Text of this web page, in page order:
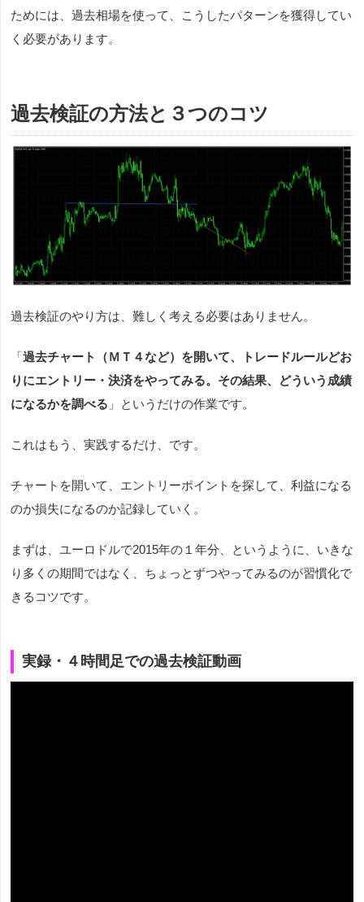
ためには、過去相場を使って、こうしたパターンを獲得してい
く必要があります。
過去検証の方法と３つのコツ
過去検証のやり方は、難しく考える必要はありません。
「過去チャート（ＭＴ４など）を開いて、トレードルールどお
りにエントリー・決済をやってみる。その結果、どういう成績
になるかを調べる 」というだけの作業です。
これはもう、実践するだけ、です。
チャートを開いて、エントリーポイントを探して、利益になる
のか損失になるのか記録していく。
まずは、ユーロドルで2015年の１年分、というように、いきな
り多くの期間ではなく、ちょっとずつやってみるのが習慣化で
きるコツです。
実録・４時間足での過去検証動画